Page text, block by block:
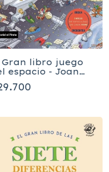
Gran libro juego
espacio - Joan
Queralt